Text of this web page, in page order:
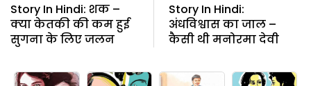
Story In Hindi: शक –
क्या केतकी की कम हुई
सुगना के लिए जलन
Story In Hindi:
अंधविश्वास का जाल –
कैसी थी मनोरमा देवी